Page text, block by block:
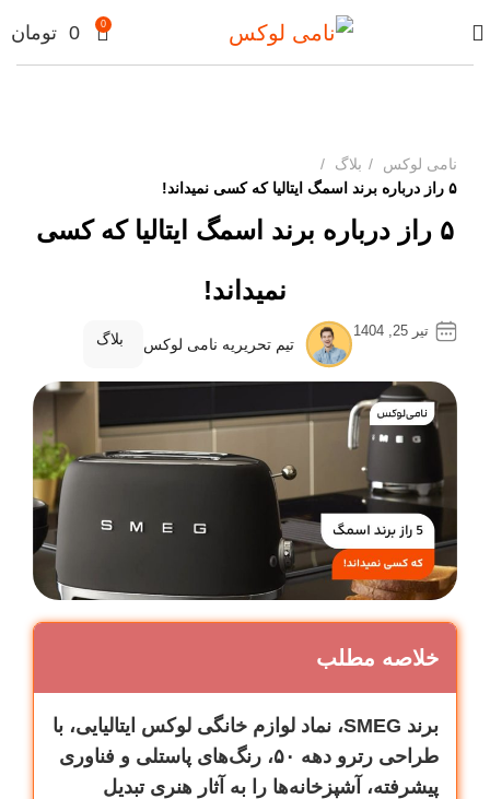
0
0 تومان
نامی لوکس
بلاگ
۵ راز درباره برند اسمگ ایتالیا که کسی نمیداند!
۵ راز درباره برند اسمگ ایتالیا که کسی
نمیداند!
تیر 25, 1404
تیم تحریریه نامی لوکس بلاگ
خلاصه مطلب
برند SMEG، نماد لوازم خانگی لوکس ایتالیایی، با
طراحی رترو دهه ۵۰، رنگ‌های پاستلی و فناوری
پیشرفته، آشپزخانه‌ها را به آثار هنری تبدیل